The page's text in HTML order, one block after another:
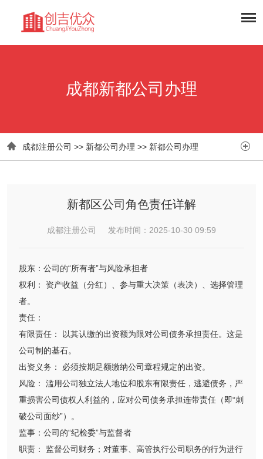
成都新都公司办理
 成都注册公司 >> 新都公司办理 >> 新都公司办理 
新都区公司角色责任详解​
成都注册公司 发布时间：2025-10-30 09:59
股东：公司的“所有者”与风险承担者
权利： 资产收益（分红）、参与重大决策（表决）、选择管理
者。
责任：
有限责任： 以其认缴的出资额为限对公司债务承担责任。这是
公司制的基石。
出资义务： 必须按期足额缴纳公司章程规定的出资。
风险： 滥用公司独立法人地位和股东有限责任，逃避债务，严
重损害公司债权人利益的，应对公司债务承担连带责任（即“刺
破公司面纱”）。
监事：公司的“纪检委”与监督者
职责： 监督公司财务；对董事、高管执行公司职务的行为进行